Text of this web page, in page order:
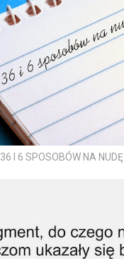
36 I 6 SPOSOBÓW NA NUDĘ